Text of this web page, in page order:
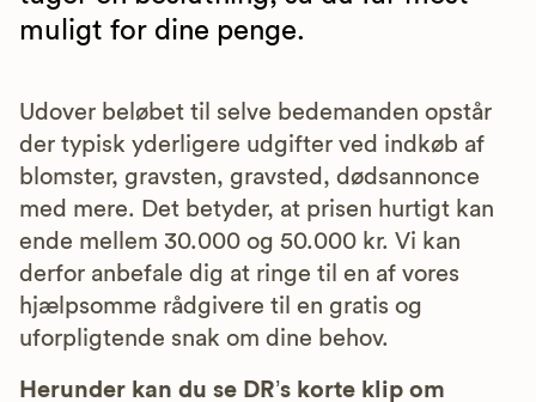
muligt for dine penge.
Udover beløbet til selve bedemanden opstår
der typisk yderligere udgifter ved indkøb af
blomster, gravsten, gravsted, dødsannonce
med mere. Det betyder, at prisen hurtigt kan
ende mellem 30.000 og 50.000 kr. Vi kan
derfor anbefale dig at ringe til en af vores
hjælpsomme rådgivere til en gratis og
uforpligtende snak om dine behov.
Herunder kan du se DR’s korte klip om